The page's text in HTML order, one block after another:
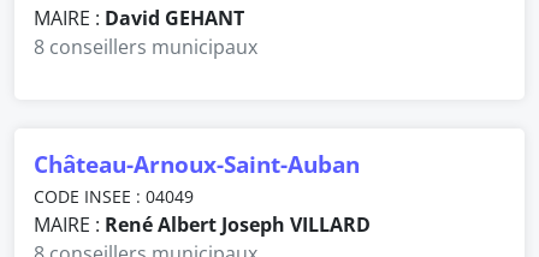
MAIRE : David GEHANT
8 conseillers municipaux
Château-Arnoux-Saint-Auban
CODE INSEE : 04049
MAIRE : René Albert Joseph VILLARD